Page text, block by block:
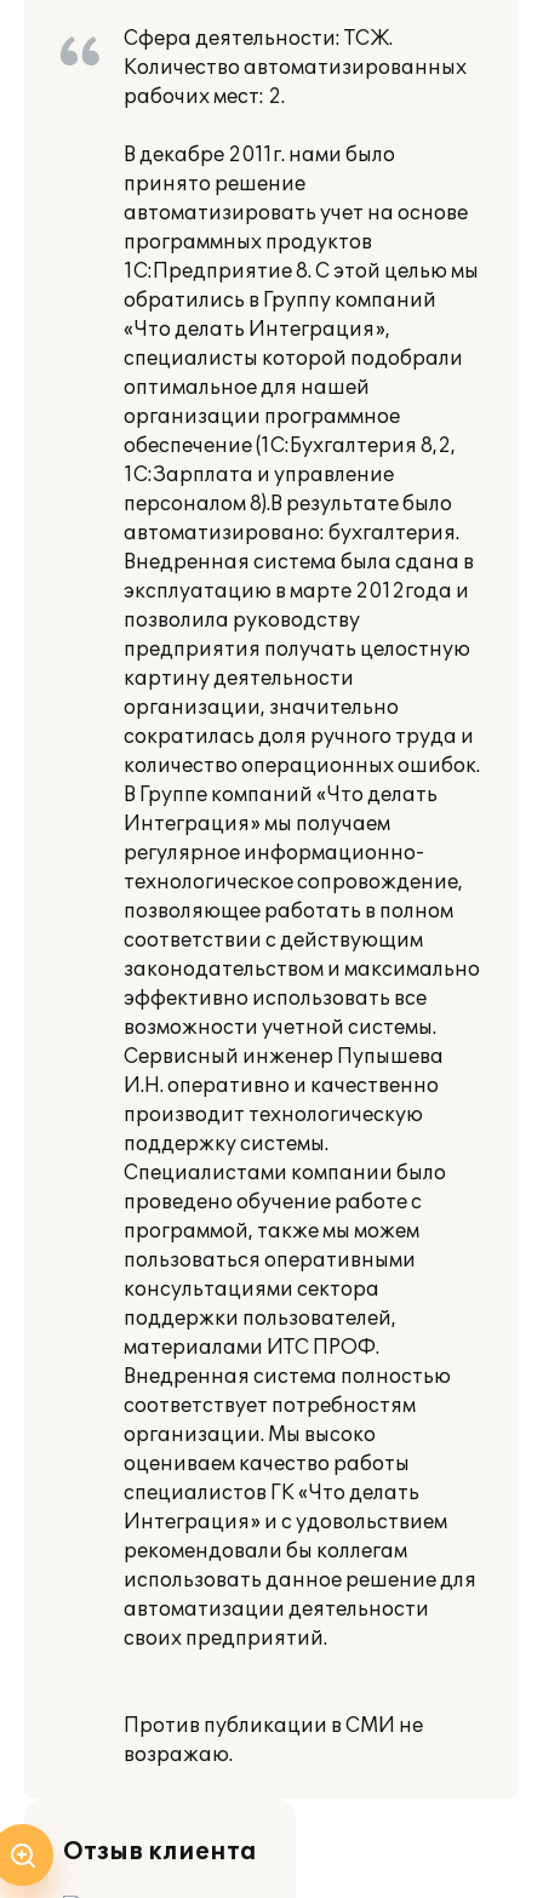
Сфера деятельности: ТСЖ.
Количество автоматизированных
рабочих мест: 2.
В декабре 2011г. нами было
принято решение
автоматизировать учет на основе
программных продуктов
1С:Предприятие 8. С этой целью мы
обратились в Группу компаний
«Что делать Интеграция»,
специалисты которой подобрали
оптимальное для нашей
организации программное
обеспечение (1С:Бухгалтерия 8,2,
1С:Зарплата и управление
персоналом 8).В результате было
автоматизировано: бухгалтерия.
Внедренная система была сдана в
эксплуатацию в марте 2012года и
позволила руководству
предприятия получать целостную
картину деятельности
организации, значительно
сократилась доля ручного труда и
количество операционных ошибок.
В Группе компаний «Что делать
Интеграция» мы получаем
регулярное информационно-
технологическое сопровождение,
позволяющее работать в полном
соответствии с действующим
законодательством и максимально
эффективно использовать все
возможности учетной системы.
Сервисный инженер Пупышева
И.Н. оперативно и качественно
производит технологическую
поддержку системы.
Специалистами компании было
проведено обучение работе с
программой, также мы можем
пользоваться оперативными
консультациями сектора
поддержки пользователей,
материалами ИТС ПРОФ.
Внедренная система полностью
соответствует потребностям
организации. Мы высоко
оцениваем качество работы
специалистов ГК «Что делать
Интеграция» и с удовольствием
рекомендовали бы коллегам
использовать данное решение для
автоматизации деятельности
своих предприятий.
Против публикации в СМИ не
возражаю.
Отзыв клиента